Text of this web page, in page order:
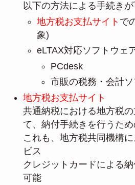
以下の方法による手続き
地方税お支払サイト で
象)
eLTAX対応ソフトウェ
PCdesk
市販の税務・会計
地方税お支払サイト
共通納税における地方税
て、納付手続きを行うた
これも、地方税共同機構
ビス
クレジットカードによる
可能